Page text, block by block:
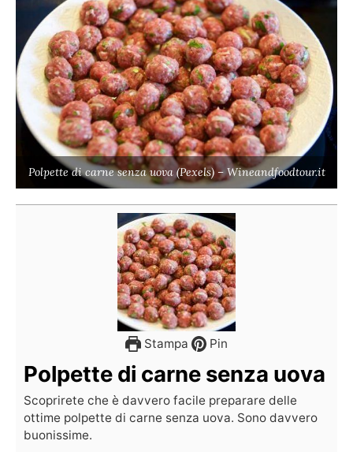
Polpette di carne senza uova (Pexels) – Wineandfoodtour.it
Stampa Pin
Polpette di carne senza uova
Scoprirete che è davvero facile preparare delle
ottime polpette di carne senza uova. Sono davvero
buonissime.